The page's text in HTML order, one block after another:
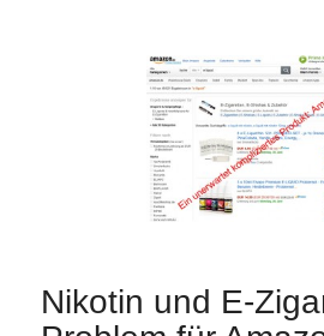
Nikotin und E-